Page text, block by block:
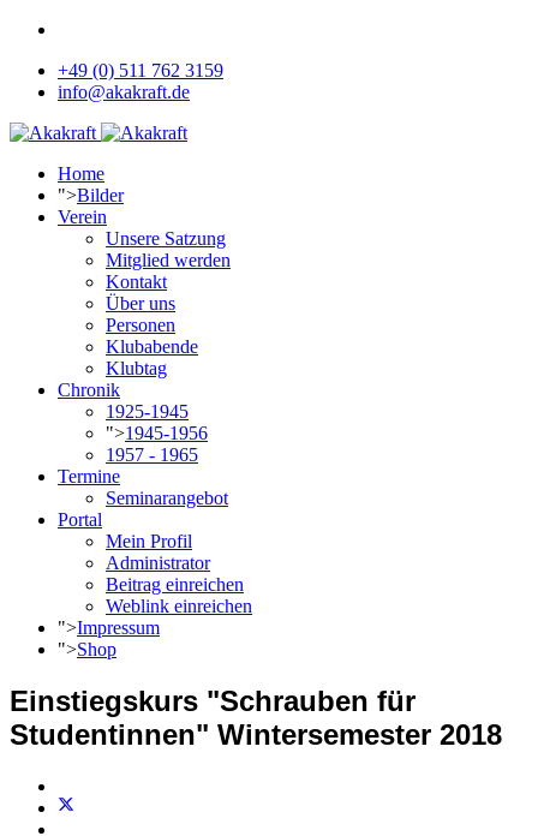
+49 (0) 511 762 3159
info@akakraft.de
Home
">Bilder
Verein
Unsere Satzung
Mitglied werden
Kontakt
Über uns
Personen
Klubabende
Klubtag
Chronik
1925-1945
">1945-1956
1957 - 1965
Termine
Seminarangebot
Portal
Mein Profil
Administrator
Beitrag einreichen
Weblink einreichen
">Impressum
">Shop
Einstiegskurs "Schrauben für
Studentinnen" Wintersemester 2018